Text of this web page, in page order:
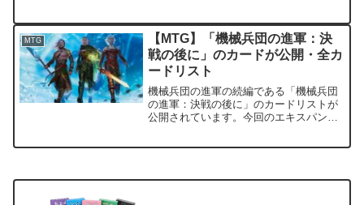
MTG
【MTG】「機械兵団の進軍：決
戦の後に」のカードが公開・全カ
ードリスト
機械兵団の進軍の続編である「機械兵団
の進軍：決戦の後に」のカードリストが
公開されています。今回のエキスパンシ